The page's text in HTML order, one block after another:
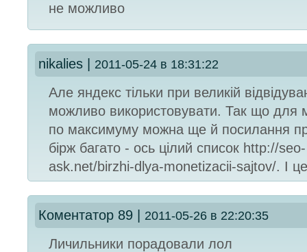
не можливо
nikalies 2011-05-24 в 18:31:22
Але яндекс тільки при великій
можливо використовувати. Так що для
по максимуму можна ще й посилання
бірж багато - ось цілий список http://seo-
ask.net/birzhi-dlya-monetizacii-sajtov/. І
Коментатор 89 2011-05-26 в 22:20:35
Личильники порадовали лол